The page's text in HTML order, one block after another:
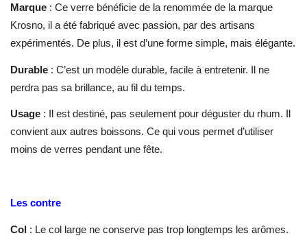
Marque : Ce verre bénéficie de la renommée de la marque
Krosno, il a été fabriqué avec passion, par des artisans
expérimentés. De plus, il est d’une forme simple, mais élégante.
Durable : C’est un modèle durable, facile à entretenir. Il ne
perdra pas sa brillance, au fil du temps.
Usage : Il est destiné, pas seulement pour déguster du rhum. Il
convient aux autres boissons. Ce qui vous permet d’utiliser
moins de verres pendant une fête.
Les contre
Col : Le col large ne conserve pas trop longtemps les arômes.